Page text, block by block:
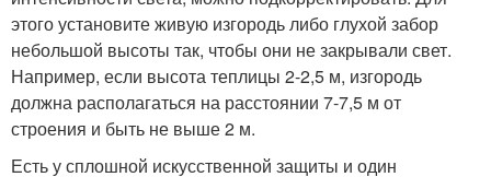
этого установите живую изгородь либо глухой забор
небольшой высоты так, чтобы они не закрывали свет.
Например, если высота теплицы 2-2,5 м, изгородь
должна располагаться на расстоянии 7-7,5 м от
строения и быть не выше 2 м.
Есть у сплошной искусственной защиты и один